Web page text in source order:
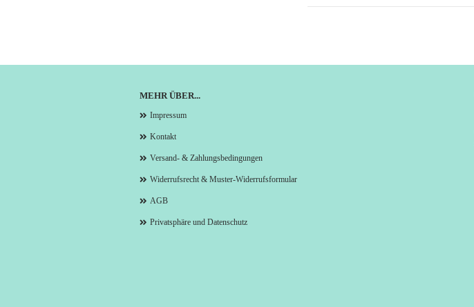
MEHR ÜBER...
Impressum
Kontakt
Versand- & Zahlungsbedingungen
Widerrufsrecht & Muster-Widerrufsformular
AGB
Privatsphäre und Datenschutz